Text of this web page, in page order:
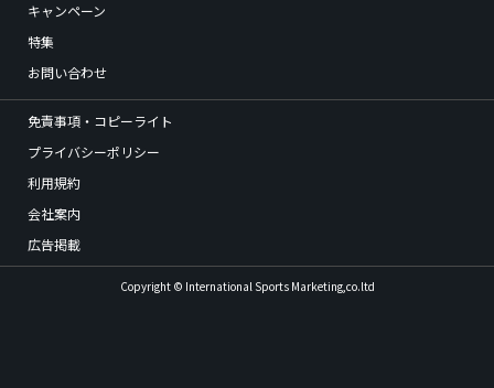
キャンペーン
特集
お問い合わせ
免責事項・コピーライト
プライバシーポリシー
利用規約
会社案内
広告掲載
Copyright © International Sports Marketing,co.ltd